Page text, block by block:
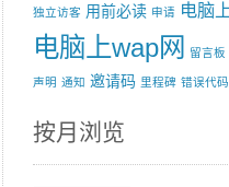
独立访客 用前必读 申请 电脑
电脑上wap网 留言板
声明 通知 邀请码 里程碑 错误代码
按月浏览